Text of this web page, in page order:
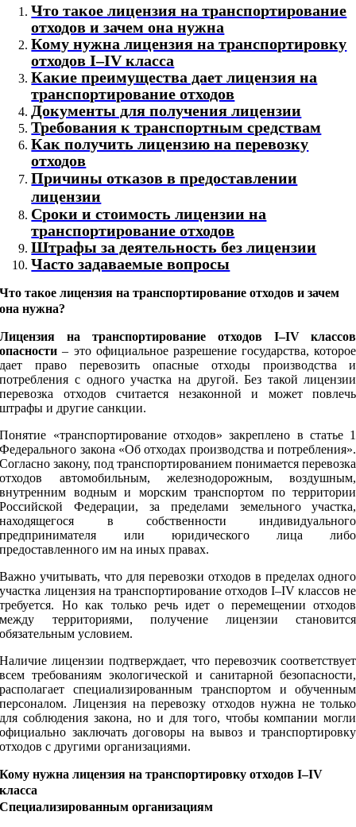
Что такое лицензия на транспортирование
отходов и зачем она нужна
Кому нужна лицензия на транспортировку
отходов I–IV класса
Какие преимущества дает лицензия на
транспортирование отходов
Документы для получения лицензии
Требования к транспортным средствам
Как получить лицензию на перевозку
отходов
Причины отказов в предоставлении
лицензии
Сроки и стоимость лицензии на
транспортирование отходов
Штрафы за деятельность без лицензии
Часто задаваемые вопросы
Что такое лицензия на транспортирование отходов и зачем
она нужна?
Лицензия на транспортирование отходов I–IV классов
опасности– это официальное разрешение государства, которое
дает право перевозить опасные отходы производства и
потребления с одного участка на другой. Без такой лицензии
перевозка отходов считается незаконной и может повлечь
штрафы и другие санкции.
Понятие «транспортирование отходов» закреплено в статье 1
Федерального закона «Об отходах производства и потребления».
Согласно закону, под транспортированием понимается перевозка
отходов автомобильным, железнодорожным, воздушным,
внутренним водным и морским транспортом по территории
Российской Федерации, за пределами земельного участка,
находящегося в собственности индивидуального
предпринимателя или юридического лица либо
предоставленного им на иных правах.
Важно учитывать, что для перевозки отходов в пределах одного
участка лицензия на транспортирование отходов I–IV классов не
требуется. Но как только речь идет о перемещении отходов
между территориями, получение лицензии становится
обязательным условием.
Наличие лицензии подтверждает, что перевозчик соответствует
всем требованиям экологической и санитарной безопасности,
располагает специализированным транспортом и обученным
персоналом. Лицензия на перевозку отходов нужна не только
для соблюдения закона, но и для того, чтобы компании могли
официально заключать договоры на вывоз и транспортировку
отходов с другими организациями.
Кому нужна лицензия на транспортировку отходов I–IV
класса
Специализированным организациям